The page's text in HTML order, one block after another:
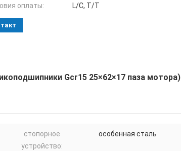
оплаты:
L/C, T/T
Gcr15 25×62×17 паза мотора)
стопорное
устройство:
особенная сталь